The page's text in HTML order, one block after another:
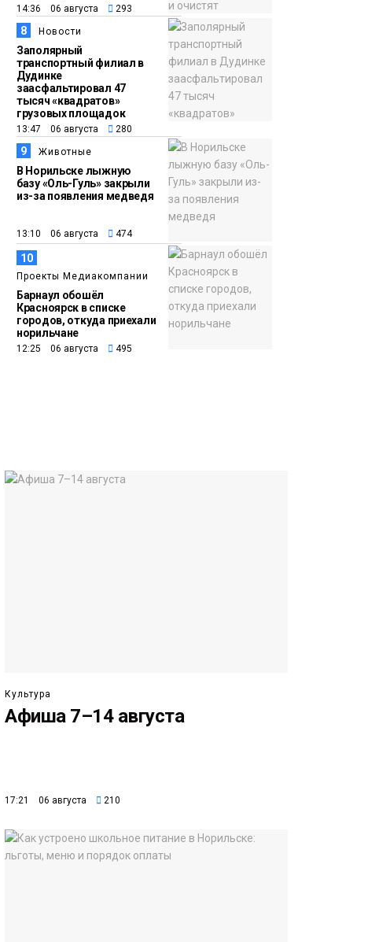
14:36 06 августа 293
8 Новости
Заполярный
транспортный филиал в
Дудинке
заасфальтировал 47
тысяч «квадратов»
грузовых площадок
13:47 06 августа 280
9 Животные
В Норильске лыжную
базу «Оль-Гуль» закрыли
из-за появления медведя
13:10 06 августа 474
10
Проекты Медиакомпании
Барнаул обошёл
Красноярск в списке
городов, откуда приехали
норильчане
12:25 06 августа 495
Культура
Афиша 7–14 августа
17:21 06 августа 210